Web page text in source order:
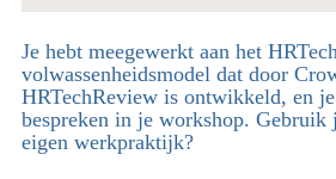
Je hebt meegewerkt aan het
volwassenheidsmodel dat door
HRTechReview is ontwikkeld, en
bespreken in je workshop.
eigen werkpraktijk?